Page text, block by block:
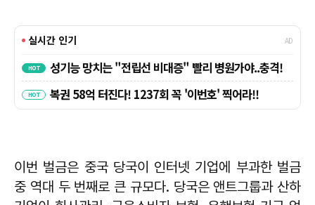
이번 벌금은 중국 당국이 인터넷 기업에 부과한 벌금
중 역대 두 번째로 큰 규모다. 당국은 앤트그룹과 산하